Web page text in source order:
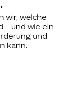
wir, welche
– und wie ein
und
kann.